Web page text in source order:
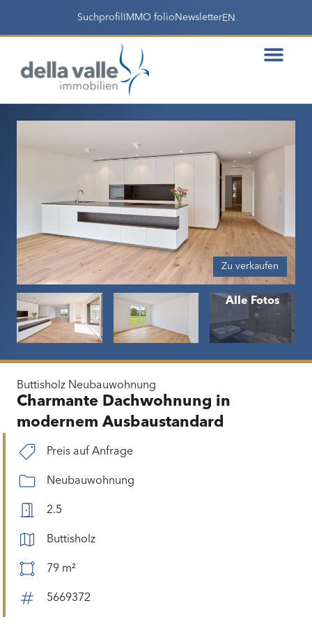
Suchprofil IMMO folio NewsletterEN
Zu verkaufen
Buttisholz Neubauwohnung
Charmante Dachwohnung in
modernem Ausbaustandard
Preis auf Anfrage
Neubauwohnung
2.5
Buttisholz
79 m²
5669372